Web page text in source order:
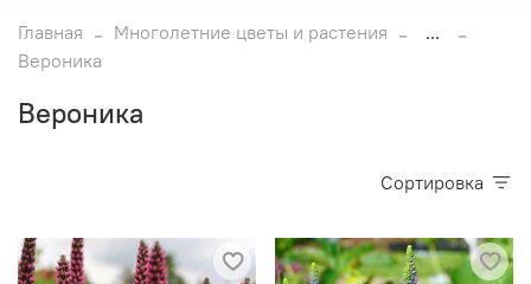
Главная Многолетние цветы и растения
...
Вероника
Вероника
Сортировка